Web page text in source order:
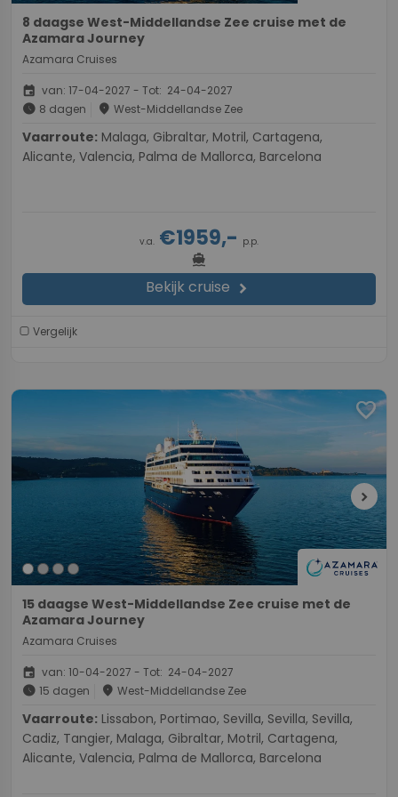
8 daagse West-Middellandse Zee cruise met de
Azamara Journey
Azamara Cruises
event van: 17-04-2027 - Tot: 24-04-2027
schedule 8 dagen place West-Middellandse Zee
Vaarroute:
Alicante, Valencia, Palma de Mallorca, Barcelona
v.a. €1959,- p.p.
directions_boat
Bekijk cruise chevron_right
Vergelijk
favorite
chevron_right
15 daagse West-Middellandse Zee cruise met de
Azamara Journey
Azamara Cruises
event van: 10-04-2027 - Tot: 24-04-2027
schedule 15 dagen place West-Middellandse Zee
Vaarroute:
Cadiz, Tangier, Malaga, Gibraltar, Motril, Cartagena,
Alicante, Valencia, Palma de Mallorca, Barcelona